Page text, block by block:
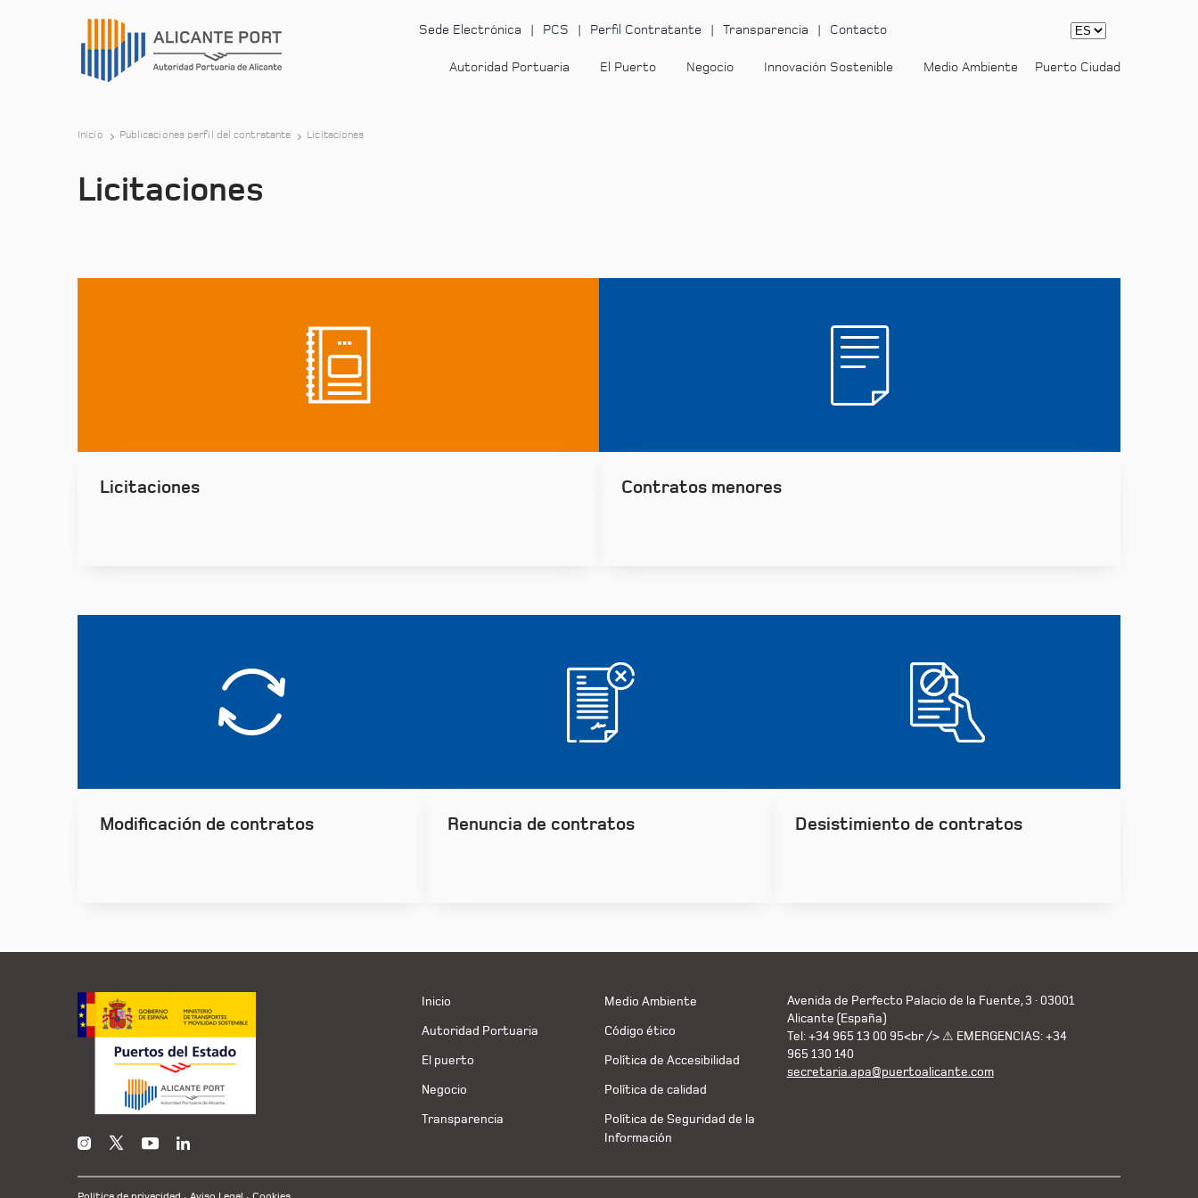
Sede Electrónica PCS Perfil Contratante Transparencia Contacto
Autoridad Portuaria El Puerto Negocio Innovación Sostenible Medio Ambiente Puerto Ciudad
Inicio Publicaciones perfil del contratante Licitaciones
Licitaciones
Licitaciones Contratos menores
Modificación de contratos Renuncia de contratos Desistimiento de contratos
Inicio
Autoridad Portuaria
El puerto
Negocio
Transparencia
Medio Ambiente
Código ético
Política de Accesibilidad
Política de calidad
Política de Seguridad de la
Información
Avenida de Perfecto Palacio de la Fuente, 3 · 03001
Alicante (España)
Tel: +34 965 13 00 95<br /> ⚠ EMERGENCIAS: +34
965 130 140
secretaria.apa@puertoalicante.com